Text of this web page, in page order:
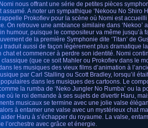
nous offrant une série de petites pièces
A noter un sympathique ‘Nekoou No Shiro
Prokofiev pour la scène où Nomi est
On retrouve une ambiance similaire dans ‘Nekoo’
humour, puisque le compositeur va même jusqu’à
de la première Symphonie dite ‘Titan’ de
traduit aussi de façon légèrement plus dramatique
chat et commencer à perdre son identité. Nomi
(que ce soit Mahler ou Prokofiev dans le
les musiques des vieux films d’animation à
par Carl Stalling ou Scott Bradley, lorsqu’il
populaires dans les musiques des cartoons. Le
la rumba de ‘Neko Jungler No Rumba’ ou la
où le roi demande à ses sujets de divertir Haru,
musicaux se termine avec une jolie valse
à entamer une valse avec un mystérieux chat
Haru à s’échapper du royaume. La valse,
l’orchestre avec grâce et énergie.